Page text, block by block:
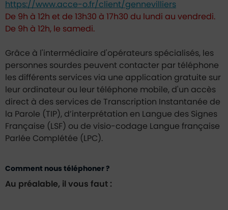
https://www.acce-o.fr/client/gennevilliers
De 9h à 12h et de 13h30 à 17h30 du lundi au vendredi.
De 9h à 12h, le samedi.
Grâce à l'intermédiaire d'opérateurs spécialisés, les
personnes sourdes peuvent contacter par téléphone
les différents services via une application gratuite sur
leur ordinateur ou leur téléphone mobile, d'un accès
direct à des services de Transcription Instantanée de
la Parole (TIP), d’interprétation en Langue des Signes
Française (LSF) ou de visio-codage Langue française
Parlée Complétée (LPC).
Comment nous téléphoner ?
Au préalable, il vous faut :